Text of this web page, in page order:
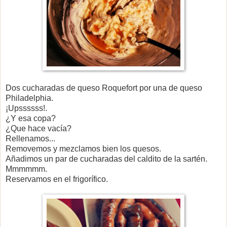
Dos cucharadas de queso Roquefort por una de queso
Philadelphia.
¡Upssssss!.
¿Y esa copa?
¿Que hace vacía?
Rellenamos...
Removemos y mezclamos bien los quesos.
Añadimos un par de cucharadas del caldito de la sartén.
Mmmmmm.
Reservamos en el frigorífico.